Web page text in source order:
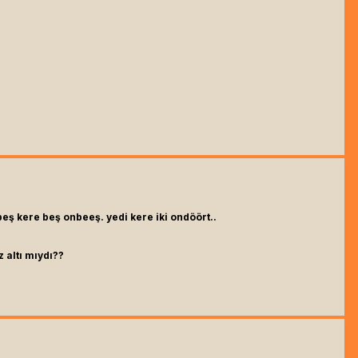
kere beş onbeeş. yedi kere iki ondöört..
mıydı??